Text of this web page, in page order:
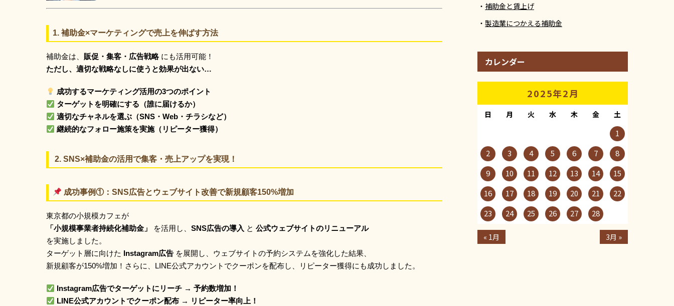
1. 補助金×マーケティングで売上を伸ばす方法
補助金は、 販促・集客・広告戦略 にも活用可能！
ただし、適切な戦略なしに使うと効果が出ない…
成功するマーケティング活用の3つのポイント
ターゲットを明確にする（誰に届けるか）
適切なチャネルを選ぶ（SNS・Web・チラシなど）
継続的なフォロー施策を実施（リピーター獲得）
2. SNS×補助金の活用で集客・売上アップを実現！
成功事例①：SNS広告とウェブサイト改善で新規顧客150%増加
東京都の小規模カフェが
「小規模事業者持続化補助金」
を活用し、 SNS広告の導入 と 公式ウェブサイトのリニューアル
を実施しました。
ターゲット層に向けた Instagram広告 を展開し、ウェブサイトの予約システムを強化した結果、
新規顧客が150%増加！さらに、LINE公式アカウントでクーポンを配布し、リピーター獲得にも成功しました。
Instagram広告でターゲットにリーチ → 予約数増加！
LINE公式アカウントでクーポン配布 → リピーター率向上！
補助金と賃上げ
製造業につかえる補助金
カレンダー
2025年2月
日 月 火 水 木 金 土
1
2
3 4 5 6 7
8
9
10 11 12 13 14
15
16
17 18 19 20 21
22
23
24 25 26 27 28
« 1月 3月 »